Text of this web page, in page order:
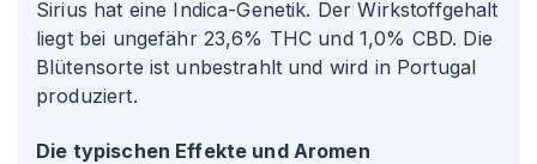
Sirius hat eine Indica-Genetik. Der Wirkstoffgehalt
liegt bei ungefähr 23,6% THC und 1,0% CBD. Die
Blütensorte ist unbestrahlt und wird in Portugal
produziert.
Die typischen Effekte und Aromen